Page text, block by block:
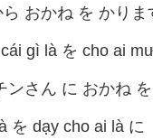
おかね を かりま
gì là を cho ai
ンさん に おかね
を dạy cho ai là に